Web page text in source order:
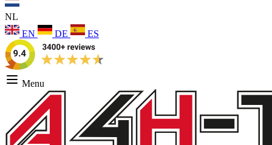
NL
EN
DE ES
Menu